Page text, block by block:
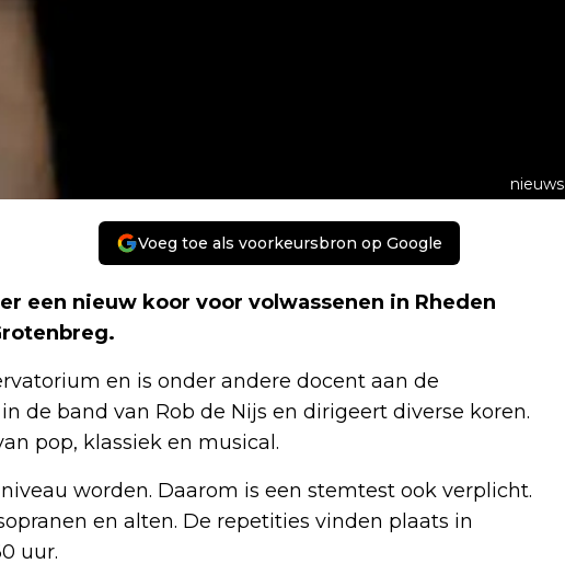
nieuws
Voeg toe als voorkeursbron op Google
een nieuw koor voor volwassenen in Rheden
en is onder andere docent aan de
de band van Rob de Nijs en dirigeert diverse koren.
pop, klassiek en musical.
worden. Daarom is een stemtest ook verplicht.
en alten. De repetities vinden plaats in
uur.